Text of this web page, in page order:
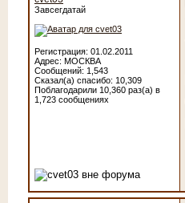
Завсегдатай
Регистрация: 01.02.2011
Адрес: МОСКВА
Сообщений: 1,543
Сказал(а) спасибо: 10,309
Поблагодарили 10,360 раз(а) в
1,723 сообщениях